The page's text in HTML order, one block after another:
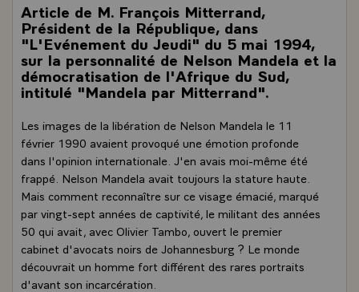
Article de M. François Mitterrand,
Président de la République, dans
"L'Evénement du Jeudi" du 5 mai 1994,
sur la personnalité de Nelson Mandela et la
démocratisation de l'Afrique du Sud,
intitulé "Mandela par Mitterrand".
Les images de la libération de Nelson Mandela le 11
février 1990 avaient provoqué une émotion profonde
dans l'opinion internationale. J'en avais moi-même été
frappé. Nelson Mandela avait toujours la stature haute.
Mais comment reconnaître sur ce visage émacié, marqué
par vingt-sept années de captivité, le militant des années
50 qui avait, avec Olivier Tambo, ouvert le premier
cabinet d'avocats noirs de Johannesburg ? Le monde
découvrait un homme fort différent des rares portraits
d'avant son incarcération.